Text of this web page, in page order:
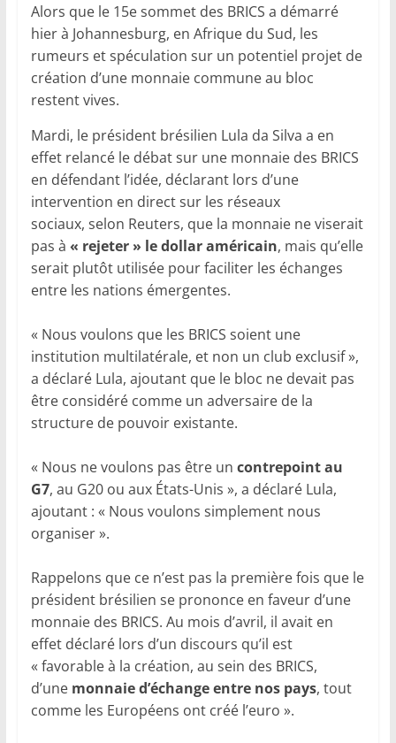
Alors que le 15e sommet des BRICS a démarré
hier à Johannesburg, en Afrique du Sud, les
rumeurs et spéculation sur un potentiel projet de
création d’une monnaie commune au bloc
restent vives.
Mardi, le président brésilien Lula da Silva a en
effet relancé le débat sur une monnaie des BRICS
en défendant l’idée, déclarant lors d’une
intervention en direct sur les réseaux
sociaux, selon Reuters, que la monnaie ne viserait
pas à « rejeter » le dollar américain, mais qu’elle
serait plutôt utilisée pour faciliter les échanges
entre les nations émergentes.
« Nous voulons que les BRICS soient une
institution multilatérale, et non un club exclusif »,
a déclaré Lula, ajoutant que le bloc ne devait pas
être considéré comme un adversaire de la
structure de pouvoir existante.
« Nous ne voulons pas être un contrepoint au
G7, au G20 ou aux États-Unis », a déclaré Lula,
ajoutant : « Nous voulons simplement nous
organiser ».
Rappelons que ce n’est pas la première fois que le
président brésilien se prononce en faveur d’une
monnaie des BRICS. Au mois d’avril, il avait en
effet déclaré lors d’un discours qu’il est
« favorable à la création, au sein des BRICS,
d’une monnaie d’échange entre nos pays, tout
comme les Européens ont créé l’euro ».